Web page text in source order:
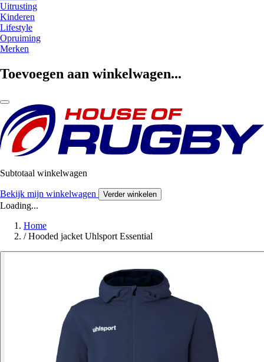
Uitrusting
Kinderen
Lifestyle
Opruiming
Merken
Toevoegen aan winkelwagen...
Subtotaal winkelwagen
Bekijk mijn winkelwagen Verder winkelen
Loading...
Home
/ Hooded jacket Uhlsport Essential